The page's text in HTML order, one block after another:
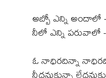
అబ్బో ఎన్ని
నీలో ఎన్ని పరువాలో
ఓ నాధిరదిన్నా